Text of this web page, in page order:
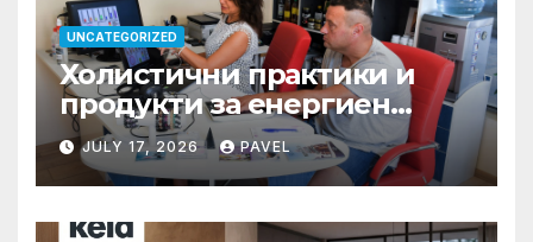
UNCATEGORIZED
Холистични практики и
продукти за енергиен
баланс в ежедневието
JULY 17, 2026 PAVEL